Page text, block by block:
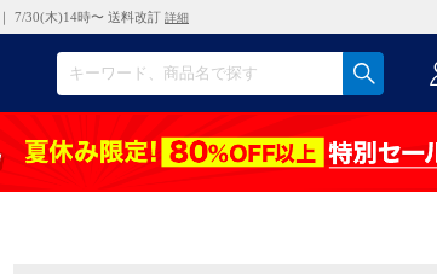
｜ 7/30(木)14時〜 送料改訂 詳細